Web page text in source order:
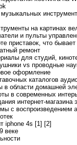
на картинах
и пульты
приставок, что бывает
ремонт
для студий,
vs проводные
оформление
каталогов
области домашней
в современных
интернет-магазина
с воспроизведением
iphone 4s [1] [2]
веке